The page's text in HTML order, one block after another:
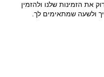
את הזמינות שלנו ולהזמין
ולשעה שמתאימים לך.